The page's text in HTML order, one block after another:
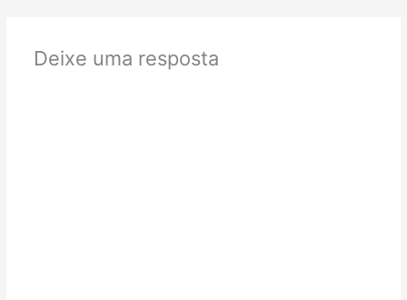
Deixe uma resposta